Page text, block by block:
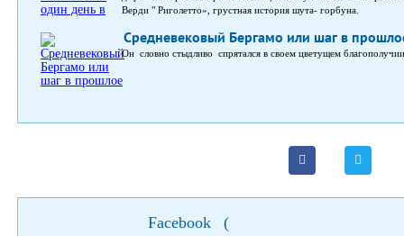
Верди " Риголетто», грустная история шута- горбуна.
Средневековый Бергамо или шаг в
Он словно стыдливо спрятался в своем цветущем
Facebook (